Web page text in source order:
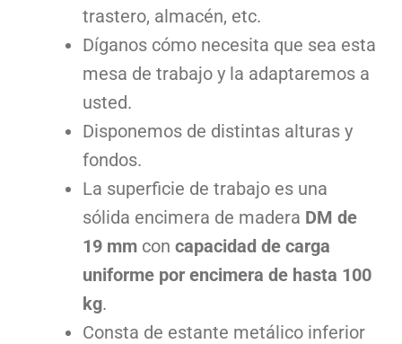
trastero, almacén, etc.
Díganos cómo necesita que sea esta
mesa de trabajo y la adaptaremos a
usted.
Disponemos de distintas alturas y
fondos.
La superficie de trabajo es una
sólida encimera de madera DM de
19 mmcon capacidad de carga
uniforme por encimera de hasta 100
kg.
Consta de estante metálico inferior